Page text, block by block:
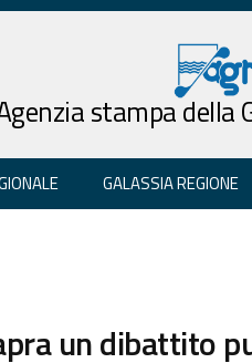
stampa della
GALASSIA REGIONE
un dibattito